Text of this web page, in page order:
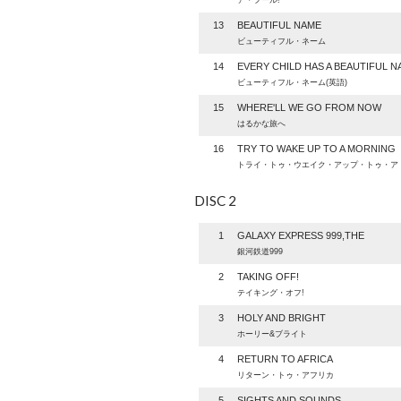
13 BEAUTIFUL NAME
ビューティフル・ネーム
14 EVERY CHILD HAS A BEAUTIFUL
ビューティフル・ネーム(英語)
15 WHERE'LL WE GO FROM NOW
はるかな旅へ
16 TRY TO WAKE UP TO A MORNING
トライ・トゥ・ウエイク・アップ・トゥ・
DISC 2
1 GALAXY EXPRESS 999,THE
銀河鉄道999
2 TAKING OFF!
テイキング・オフ!
3 HOLY AND BRIGHT
ホーリー&ブライト
4 RETURN TO AFRICA
リターン・トゥ・アフリカ